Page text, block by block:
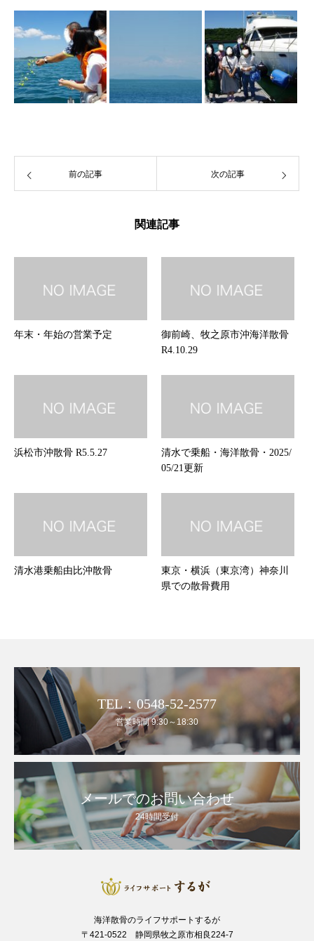
前の記事 次の記事
関連記事
年末・年始の営業予定
御前崎、牧之原市沖海洋散骨
R4.10.29
浜松市沖散骨 R5.5.27
清水で乗船・海洋散骨・2025/
05/21更新
清水港乗船由比沖散骨
東京・横浜（東京湾）神奈川
県での散骨費用
TEL：0548-52-2577
営業時間 9:30～18:30
メールでのお問い合わせ
24時間受付
海洋散骨のライフサポートするが
〒421-0522 静岡県牧之原市相良224-7